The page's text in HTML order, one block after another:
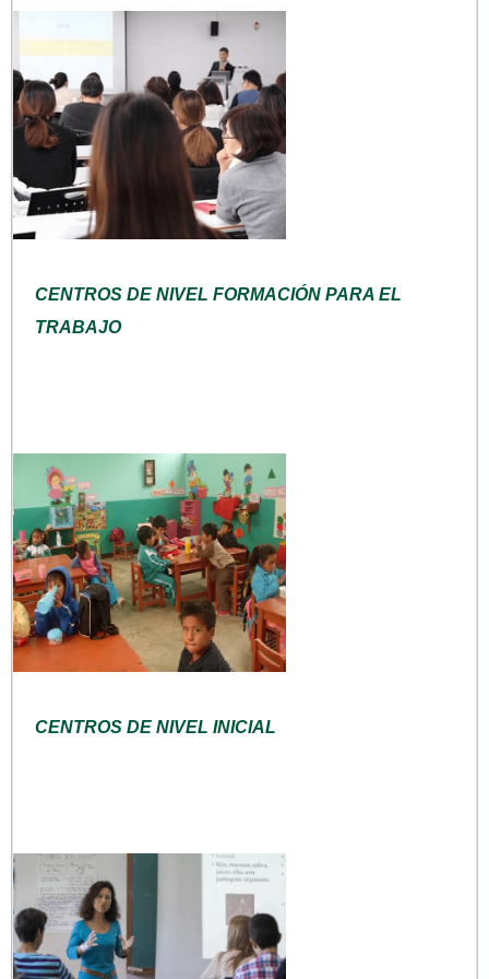
CENTROS DE NIVEL FORMACIÓN PARA EL
TRABAJO
CENTROS DE NIVEL INICIAL